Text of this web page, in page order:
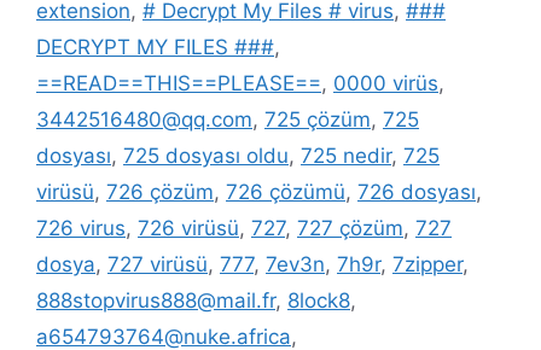
extension, # Decrypt My Files # virus, ###
DECRYPT MY FILES ###,
==READ==THIS==PLEASE==, 0000 virüs,
3442516480@qq.com, 725 çözüm, 725
dosyası, 725 dosyası oldu, 725 nedir, 725
virüsü, 726 çözüm, 726 çözümü, 726 dosyası,
726 virus, 726 virüsü, 727, 727 çözüm, 727
dosya, 727 virüsü, 777, 7ev3n, 7h9r, 7zipper,
888stopvirus888@mail.fr, 8lock8,
a654793764@nuke.africa,